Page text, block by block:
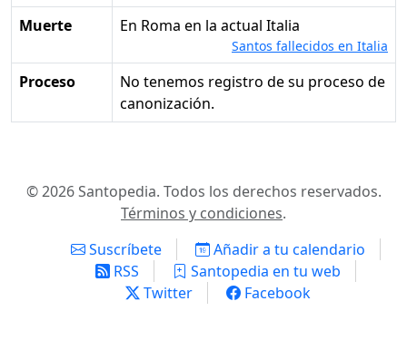
Muerte
en Roma en la actual Italia
Santos fallecidos en Italia
Proceso
No tenemos registro de su proceso de
canonización.
© 2026 Santopedia. Todos los derechos reservados.
Términos y condiciones.
Suscríbete
Añadir a tu calendario
RSS
Santopedia en tu web
Twitter
Facebook